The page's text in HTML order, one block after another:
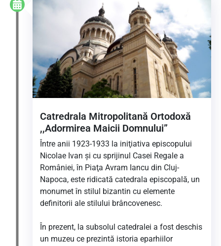
Catredrala Mitropolitană Ortodoxă
,,Adormirea Maicii Domnului”
Între anii 1923-1933 la iniţiativa episcopului
Nicolae Ivan şi cu sprijinul Casei Regale a
României, în Piaţa Avram Iancu din Cluj-
Napoca, este ridicată catedrala episcopală, un
monumet în stilul bizantin cu elemente
definitorii ale stilului brâncovenesc.
În prezent, la subsolul catedralei a fost deschis
un muzeu ce prezintă istoria eparhiilor